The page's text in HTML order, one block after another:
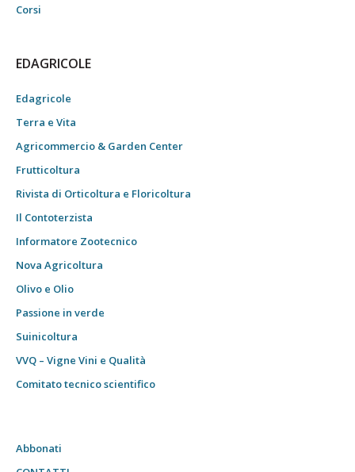
Corsi
EDAGRICOLE
Edagricole
Terra e Vita
Agricommercio & Garden Center
Frutticoltura
Rivista di Orticoltura e Floricoltura
Il Contoterzista
Informatore Zootecnico
Nova Agricoltura
Olivo e Olio
Passione in verde
Suinicoltura
VVQ – Vigne Vini e Qualità
Comitato tecnico scientifico
Abbonati